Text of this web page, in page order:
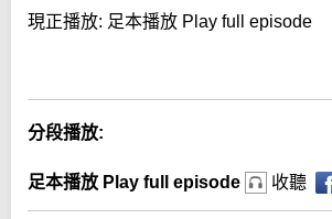
現正播放: 足本播放 Play full episode
分段播放:
足本播放 Play full episode 收聽